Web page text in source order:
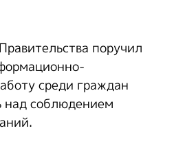
поручил
среди граждан
над соблюдением